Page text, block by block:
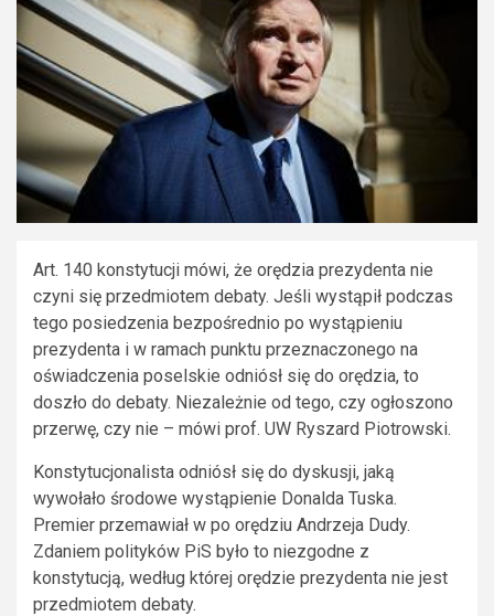
Art. 140 konstytucji mówi, że orędzia prezydenta nie
czyni się przedmiotem debaty. Jeśli wystąpił podczas
tego posiedzenia bezpośrednio po wystąpieniu
prezydenta i w ramach punktu przeznaczonego na
oświadczenia poselskie odniósł się do orędzia, to
doszło do debaty. Niezależnie od tego, czy ogłoszono
przerwę, czy nie – mówi prof. UW Ryszard Piotrowski.
Konstytucjonalista odniósł się do dyskusji, jaką
wywołało środowe wystąpienie Donalda Tuska.
Premier przemawiał w po orędziu Andrzeja Dudy.
Zdaniem polityków PiS było to niezgodne z
konstytucją, według której orędzie prezydenta nie jest
przedmiotem debaty.